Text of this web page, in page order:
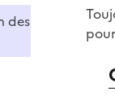
des